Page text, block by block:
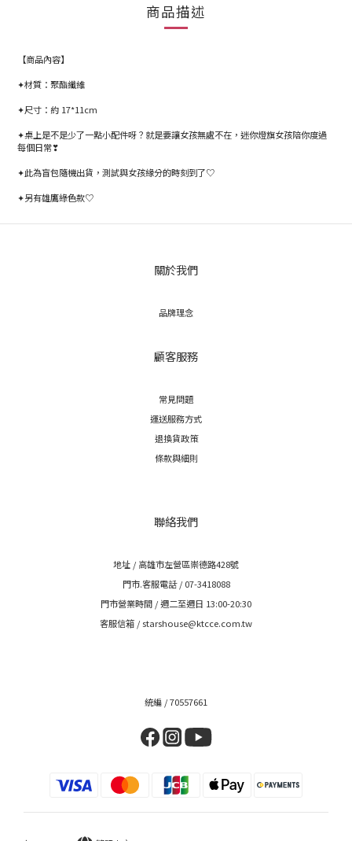
商品描述
【商品內容】
✦材質：聚酯纖維
✦尺寸：約 17*11cm
✦桌上是不是少了一點小配件呀？就是要讓女孩無處不在，迷你燈旗女孩陪你度過
每個日常❣
✦此為盲包隨機出貨，測試與女孩緣分的時刻到了♡
✦另有雄鷹綠色款♡
關於我們
品牌理念
顧客服務
常見問題
運送服務方式
退換貨政策
條款與細則
聯絡我們
地址 / 高雄市左營區崇德路428號
門市.客服電話 / 07-3418088
門市營業時間 / 週二至週日 13:00-20:30
客服信箱 / starshouse@ktcce.com.tw
統編 / 70557661